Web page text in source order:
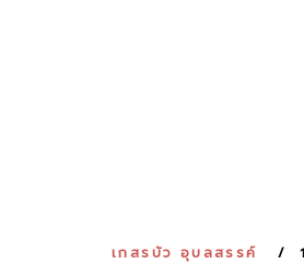
เกสรบัว อุบลสรรค์